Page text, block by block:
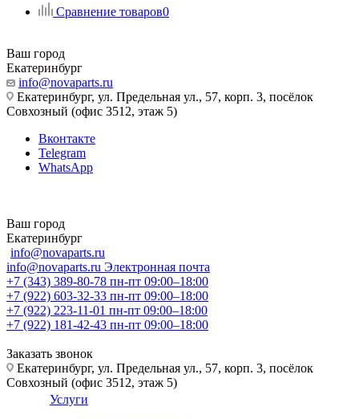
Сравнение товаров0
Ваш город
Екатеринбург
info@novaparts.ru
Екатеринбург, ул. Предельная ул., 57, корп. 3, посёлок
Совхозный (офис 3512, этаж 5)
Вконтакте
Telegram
WhatsApp
Ваш город
Екатеринбург
info@novaparts.ru
info@novaparts.ru Электронная почта
+7 (343) 389-80-78 пн-пт 09:00–18:00
+7 (922) 603-32-33 пн-пт 09:00–18:00
+7 (922) 223-11-01 пн-пт 09:00–18:00
+7 (922) 181-42-43 пн-пт 09:00–18:00
Заказать звонок
Екатеринбург, ул. Предельная ул., 57, корп. 3, посёлок
Совхозный (офис 3512, этаж 5)
Услуги